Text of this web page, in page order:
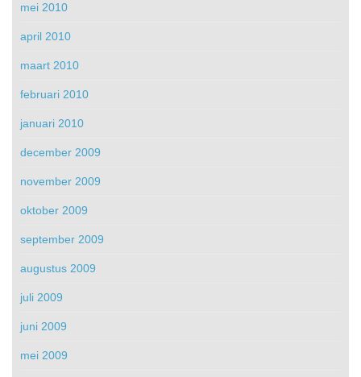
mei 2010
april 2010
maart 2010
februari 2010
januari 2010
december 2009
november 2009
oktober 2009
september 2009
augustus 2009
juli 2009
juni 2009
mei 2009